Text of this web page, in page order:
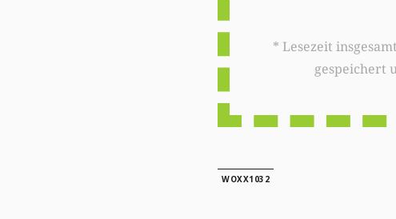
* Lesezeit insgesamt auf woxx.lu: 0 Minute. Diese
gespeichert
WOXX1032